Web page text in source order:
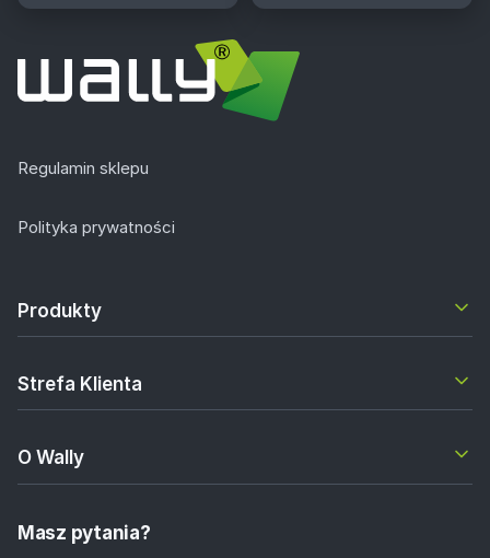
Regulamin sklepu
Polityka prywatności
Produkty
Strefa Klienta
O Wally
Masz pytania?